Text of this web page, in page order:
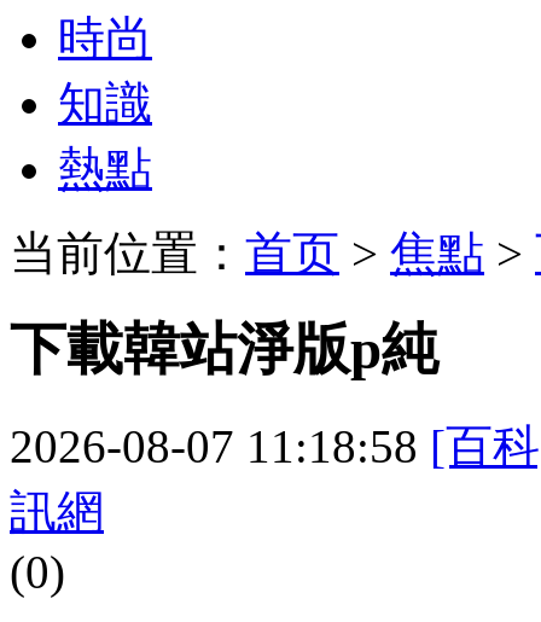
時尚
知識
熱點
当前位置： 首页 > 焦點 >
下載韓站淨版p純
2026-08-07 11:18:58 [百
訊網
(0)